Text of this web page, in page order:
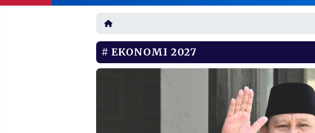
PERSONA
NASIONAL
EKONOMI 2027